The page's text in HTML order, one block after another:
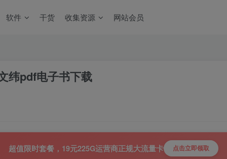
软件 干货 收集资源 网站会员
纬pdf电子书下载
超值限时套餐，19元225G运营商正规大流量卡 点击立即领取